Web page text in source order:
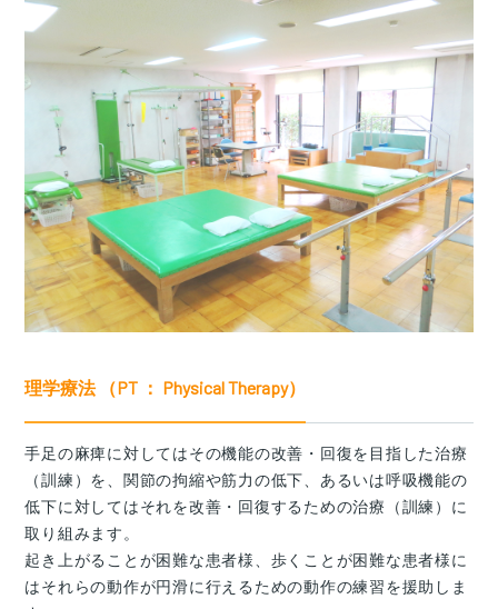
理学療法 （PT ： Physical Therapy）
手足の麻痺に対してはその機能の改善・回復を目指した治療
（訓練）を、関節の拘縮や筋力の低下、あるいは呼吸機能の
低下に対してはそれを改善・回復するための治療（訓練）に
取り組みます。
起き上がることが困難な患者様、歩くことが困難な患者様に
はそれらの動作が円滑に行えるための動作の練習を援助しま